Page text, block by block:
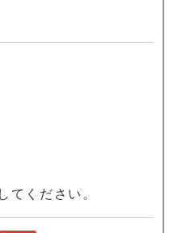
てください。